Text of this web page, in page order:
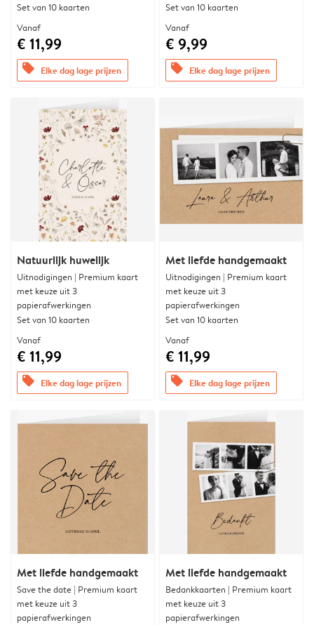
Set van 10 kaarten
Vanaf
€ 11,99
offers Elke dag lage prijzen
Set van 10 kaarten
Vanaf
€ 9,99
offers Elke dag lage prijzen
Natuurlijk huwelijk
Uitnodigingen | Premium kaart
met keuze uit 3
papierafwerkingen
Set van 10 kaarten
Vanaf
€ 11,99
offers Elke dag lage prijzen
Met liefde handgemaakt
Uitnodigingen | Premium kaart
met keuze uit 3
papierafwerkingen
Set van 10 kaarten
Vanaf
€ 11,99
offers Elke dag lage prijzen
Met liefde handgemaakt
Save the date | Premium kaart
met keuze uit 3
papierafwerkingen
Met liefde handgemaakt
Bedankkaarten | Premium kaart
met keuze uit 3
papierafwerkingen